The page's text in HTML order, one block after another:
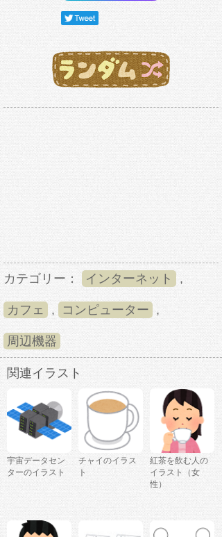
カテゴリー： インターネット ,
カフェ , コンピューター ,
周辺機器
関連イラスト
宇宙データセン
ターのイラスト
チャイのイラス
ト
紅茶を飲む人の
イラスト（女
性）